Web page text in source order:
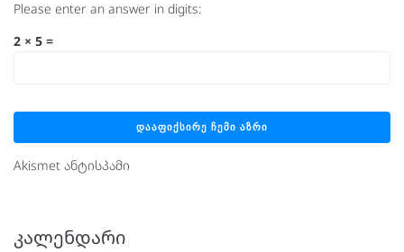
Please enter an answer in digits:
2 × 5 =
Akismet ანტისპამი
ᲙᲐᲚᲔᲜᲓᲐᲠᲘ